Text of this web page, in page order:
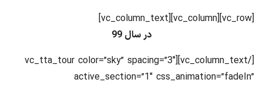
[vc_row][vc_column][vc_column_text]
در سال 99
[/vc_column_text][vc_tta_tour color=”sky” spacing=”3″
active_section=”1″ css_animation=”fadeIn”